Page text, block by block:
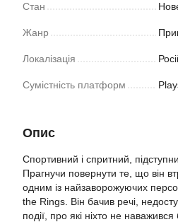
Стан
Жанр
Локалізація
Сумістність платформ
Опис
Спортивний і спритний,
Прагнучи повернути те, що він
одним із найзаворожуючих
the Rings. Він бачив речі,
події, про які ніхто не наважився